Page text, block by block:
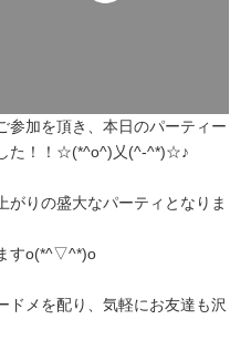
参加を頂き、本日のパーティー
た！！☆(*^o^)乂(^-^*)☆♪
がりの盛大なパーティとなりま
すo(*^▽^*)o
ドメを配り、気軽にお友達も沢